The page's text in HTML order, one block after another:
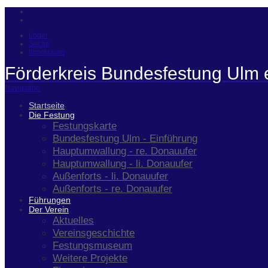
Login
Suche
Impressum
Förderkreis Bundesfestung Ulm
Navigation
Startseite
Die Festung
Festungskarte
Bundesfestung Ulm - Einführung
Hauptumwallung - re. Donauufer
Hauptumwallung - li. Donauufer
Außenforts - li. Donauufer
Außenforts - re. Donauufer
Führungen
Der Verein
Aktuelles
Vereinsgeschichte
Festungsmuseum
Weitere Projekte